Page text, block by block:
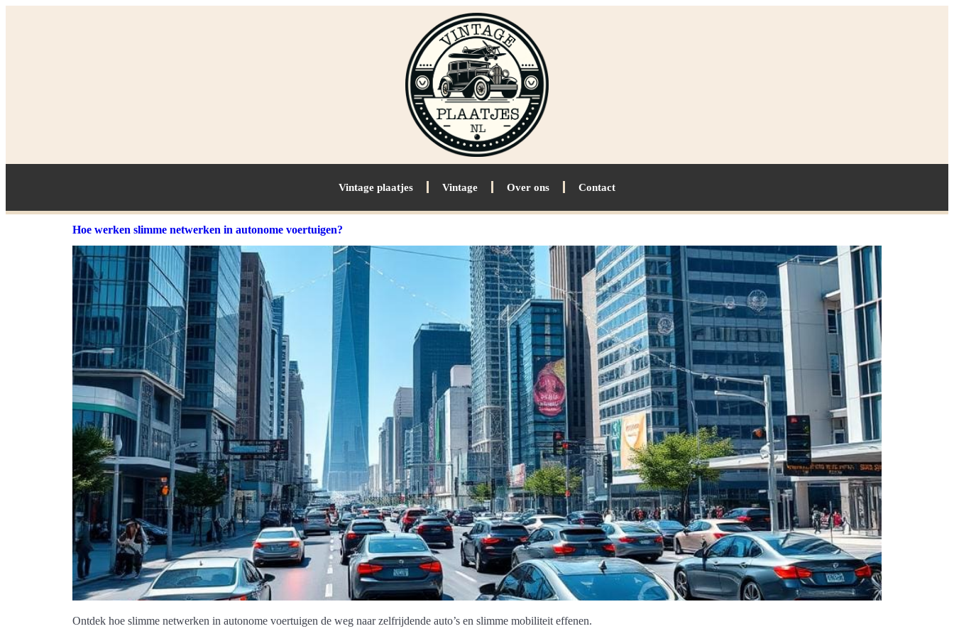
Vintage plaatjes Vintage Over ons Contact
Hoe werken slimme netwerken in autonome voertuigen?
Ontdek hoe slimme netwerken in autonome voertuigen de weg naar zelfrijdende auto’s en slimme mobiliteit effenen.